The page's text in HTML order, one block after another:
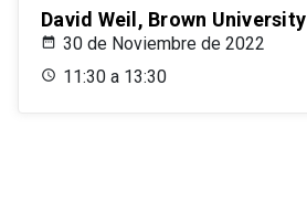
David Weil, Brown University
30 de Noviembre de 2022
11:30 a 13:30